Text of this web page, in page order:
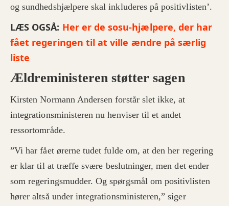
og sundhedshjælpere skal inkluderes på positivlisten’.
LÆS OGSÅ: Her er de sosu-hjælpere, der har
fået regeringen til at ville ændre på særlig
liste
Ældreministeren støtter sagen
Kirsten Normann Andersen forstår slet ikke, at
integrationsministeren nu henviser til et andet
ressortområde.
”Vi har fået ørerne tudet fulde om, at den her regering
er klar til at træffe svære beslutninger, men det ender
som regeringsmudder. Og spørgsmål om positivlisten
hører altså under integrationsministeren,” siger